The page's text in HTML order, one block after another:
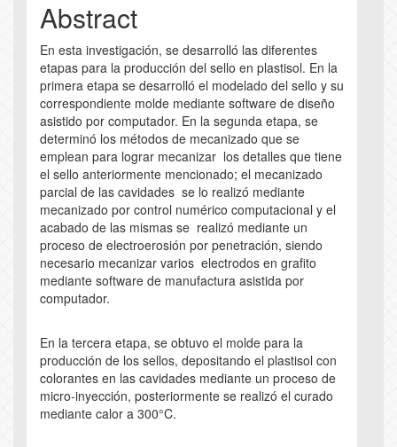
Abstract
En esta investigación, se desarrolló las diferentes
etapas para la producción del sello en plastisol. En la
primera etapa se desarrolló el modelado del sello y su
correspondiente molde mediante software de diseño
asistido por computador. En la segunda etapa, se
determinó los métodos de mecanizado que se
emplean para lograr mecanizar los detalles que tiene
el sello anteriormente mencionado; el mecanizado
parcial de las cavidades se lo realizó mediante
mecanizado por control numérico computacional y el
acabado de las mismas se realizó mediante un
proceso de electroerosión por penetración, siendo
necesario mecanizar varios electrodos en grafito
mediante software de manufactura asistida por
computador.
En la tercera etapa, se obtuvo el molde para la
producción de los sellos, depositando el plastisol con
colorantes en las cavidades mediante un proceso de
micro-inyección, posteriormente se realizó el curado
mediante calor a 300°C.